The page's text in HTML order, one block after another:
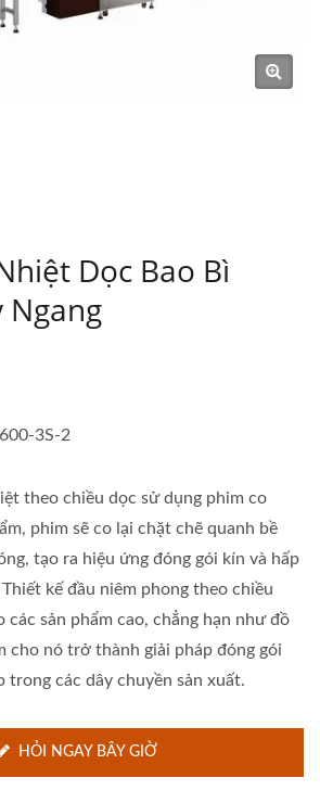
Dọc Bao Bì
Ngang
3S-2
theo chiều dọc sử dụng phim co
phim sẽ co lại chặt chẽ quanh bề
tạo ra hiệu ứng đóng gói kín và hấp
kế đầu niêm phong theo chiều
sản phẩm cao, chẳng hạn như đồ
cho nó trở thành giải pháp đóng gói
các dây chuyền sản xuất.
HỎI NGAY BÂY GIỜ